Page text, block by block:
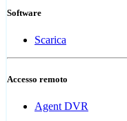
Software
Scarica
Accesso remoto
Agent DVR